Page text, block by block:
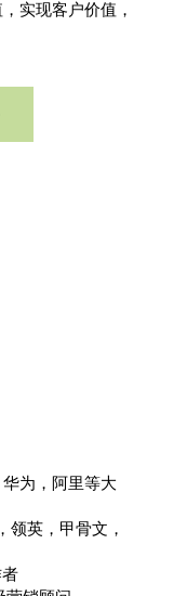
实现客户价值，
为，阿里等大
领英，甲骨文，